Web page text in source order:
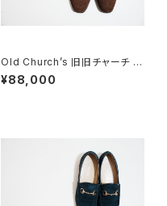
Old Church’s 旧旧チャーチ 二
都市 Buck 85D
¥88,000